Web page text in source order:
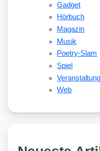
Gadget
Hörbuch
Magazin
Musik
Poetry-Slam
Spiel
Veranstaltung
Web